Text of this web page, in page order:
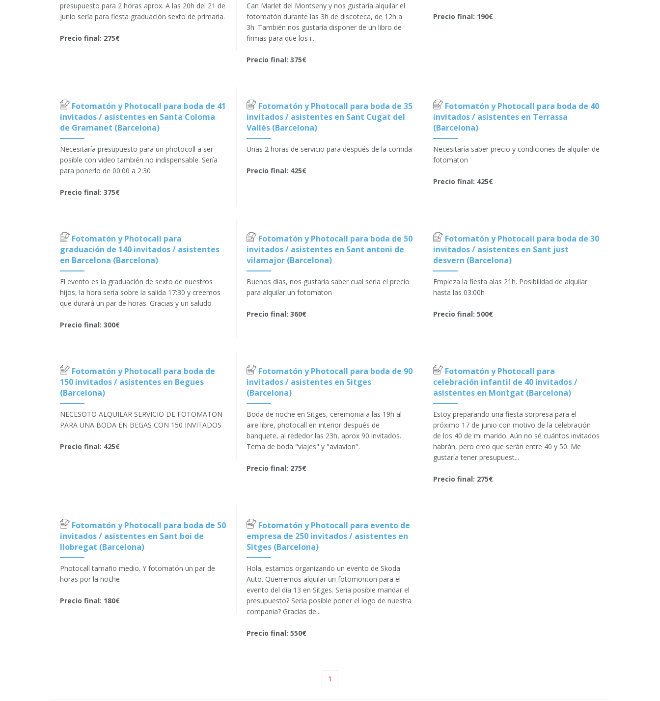
presupuesto para 2 horas aprox. A las 20h del 21 de
junio sería para fiesta graduación sexto de primaria.
Precio final: 275€
Can Marlet del Montseny y nos gustaría alquilar el
fotomatón durante las 3h de discoteca, de 12h a
3h. También nos gustaría disponer de un libro de
firmas para que los i...
Precio final: 375€
Precio final: 190€
Fotomatón y Photocall para boda de 41
invitados / asistentes en Santa Coloma
de Gramanet (Barcelona)
Necesitaría presupuesto para un photocoll a ser
posible con video también no indispensable. Sería
para ponerlo de 00:00 a 2:30
Precio final: 375€
Fotomatón y Photocall para boda de 35
invitados / asistentes en Sant Cugat del
Vallés (Barcelona)
Unas 2 horas de servicio para después de la comida
Precio final: 425€
Fotomatón y Photocall para boda de 40
invitados / asistentes en Terrassa
(Barcelona)
Necesitaría saber precio y condiciones de alquiler de
fotomaton
Precio final: 425€
Fotomatón y Photocall para
graduación de 140 invitados / asistentes
en Barcelona (Barcelona)
El evento es la graduación de sexto de nuestros
hijos, la hora sería sobre la salida 17:30 y creemos
que durará un par de horas. Gracias y un saludo
Precio final: 300€
Fotomatón y Photocall para boda de 50
invitados / asistentes en Sant antoni de
vilamajor (Barcelona)
Buenos dias, nos gustaria saber cual seria el precio
para alquilar un fotomaton
Precio final: 360€
Fotomatón y Photocall para boda de 30
invitados / asistentes en Sant just
desvern (Barcelona)
Empieza la fiesta alas 21h. Posibilidad de alquilar
hasta las 03:00h
Precio final: 500€
Fotomatón y Photocall para boda de
150 invitados / asistentes en Begues
(Barcelona)
NECESOTO ALQUILAR SERVICIO DE FOTOMATON
PARA UNA BODA EN BEGAS CON 150 INVITADOS
Precio final: 425€
Fotomatón y Photocall para boda de 90
invitados / asistentes en Sitges
(Barcelona)
Boda de noche en Sitges, ceremonia a las 19h al
aire libre, photocall en interior después de
banquete, al rededor las 23h, aprox 90 invitados.
Tema de boda "viajes" y "aviavion".
Precio final: 275€
Fotomatón y Photocall para
celebración infantil de 40 invitados /
asistentes en Montgat (Barcelona)
Estoy preparando una fiesta sorpresa para el
próximo 17 de junio con motivo de la celebración
de los 40 de mi marido. Aún no sé cuántos invitados
habrán, pero creo que serán entre 40 y 50. Me
gustaría tener presupuest...
Precio final: 275€
Fotomatón y Photocall para boda de 50
invitados / asistentes en Sant boi de
llobregat (Barcelona)
Photocall tamaño medio. Y fotomatón un par de
horas por la noche
Precio final: 180€
Fotomatón y Photocall para evento de
empresa de 250 invitados / asistentes en
Sitges (Barcelona)
Hola, estamos organizando un evento de Skoda
Auto. Querremos alquilar un fotomonton para el
evento del dia 13 en Sitges. Seria posible mandar el
presupuesto? Seria posible poner el logo de nuestra
compania? Gracias de...
Precio final: 550€
1